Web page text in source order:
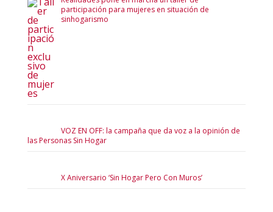
participación para mujeres en situación de
sinhogarismo
VOZ EN OFF: la campaña que da voz a la opinión de
las Personas Sin Hogar
X Aniversario ‘Sin Hogar Pero Con Muros’